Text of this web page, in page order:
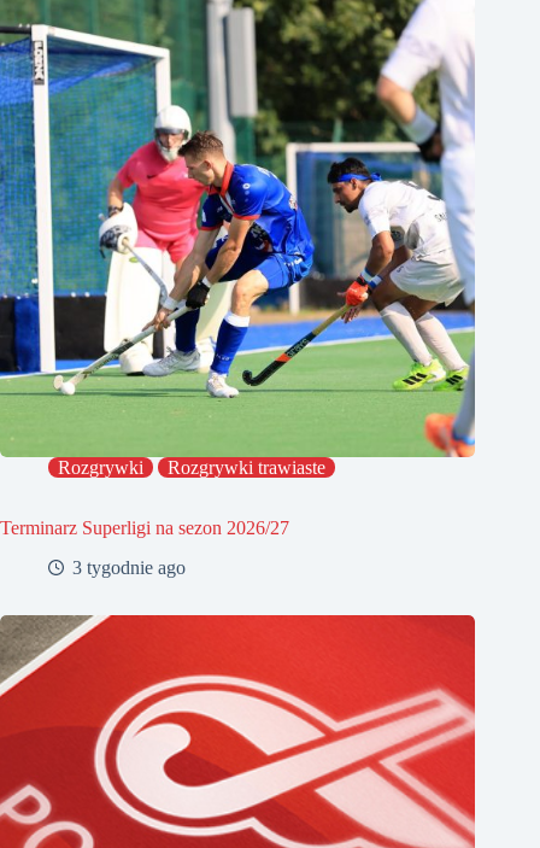
Rozgrywki Rozgrywki trawiaste
Terminarz Superligi na sezon 2026/27
3 tygodnie ago